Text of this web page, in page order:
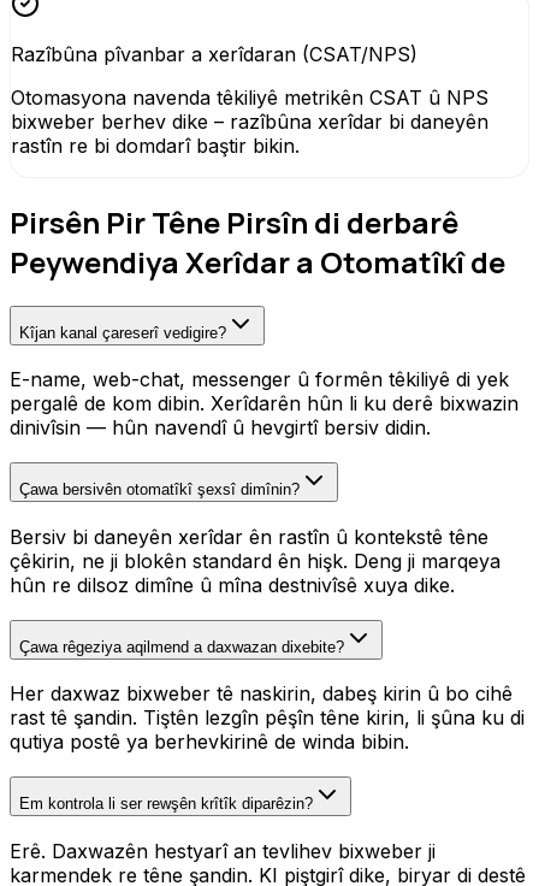
Razîbûna pîvanbar a xerîdaran (CSAT/NPS)
Otomasyona navenda têkiliyê metrikên CSAT û NPS
bixweber berhev dike – razîbûna xerîdar bi daneyên
rastîn re bi domdarî baştir bikin.
Pirsên Pir Têne Pirsîn di derbarê
Peywendiya Xerîdar a Otomatîkî de
Kîjan kanal çareserî vedigire?
E-name, web-chat, messenger û formên têkiliyê di yek
pergalê de kom dibin. Xerîdarên hûn li ku derê bixwazin
dinivîsin — hûn navendî û hevgirtî bersiv didin.
Çawa bersivên otomatîkî şexsî dimînin?
Bersiv bi daneyên xerîdar ên rastîn û kontekstê têne
çêkirin, ne ji blokên standard ên hişk. Deng ji marqeya
hûn re dilsoz dimîne û mîna destnivîsê xuya dike.
Çawa rêgeziya aqilmend a daxwazan dixebite?
Her daxwaz bixweber tê naskirin, dabeş kirin û bo cihê
rast tê şandin. Tiştên lezgîn pêşîn têne kirin, li şûna ku di
qutiya postê ya berhevkirinê de winda bibin.
Em kontrola li ser rewşên krîtîk diparêzin?
Erê. Daxwazên hestyarî an tevlihev bixweber ji
karmendek re têne şandin. KI piştgirî dike, biryar di destê